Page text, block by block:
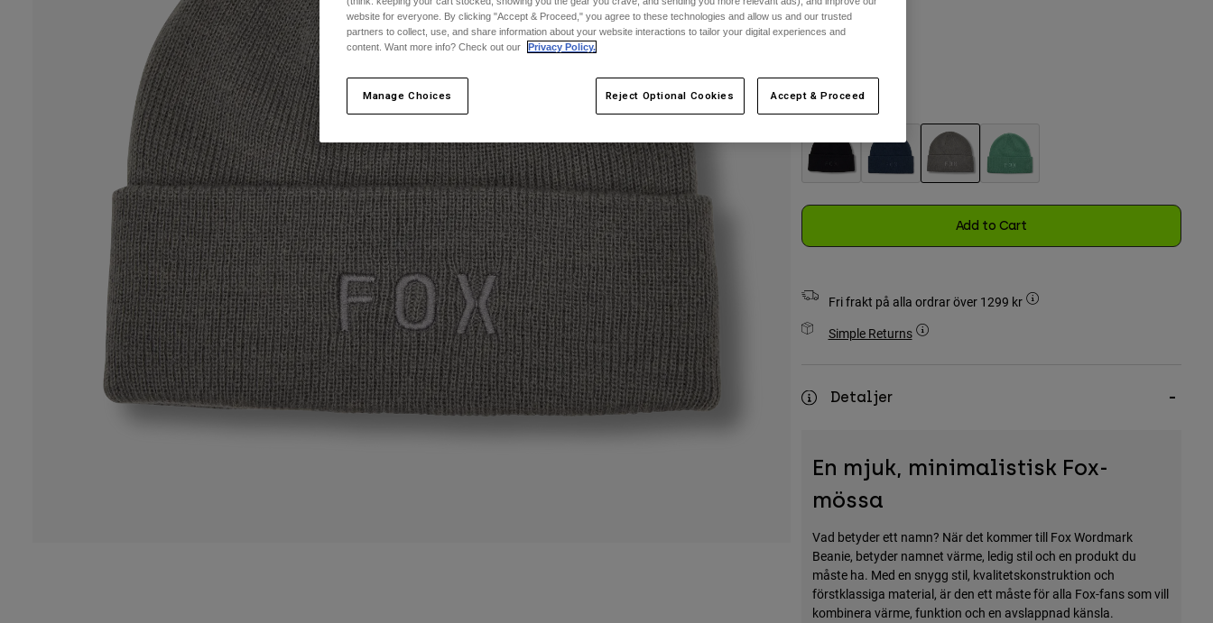
En Storlek
Färg -Tenngrå
Add to Cart
Fri frakt på alla ordrar över 1299 kr
Simple Returns
Detaljer
En mjuk, minimalistisk Fox-
mössa
Vad betyder ett namn? När det kommer till Fox Wordmark
Beanie, betyder namnet värme, ledig stil och en produkt du
måste ha. Med en snygg stil, kvalitetskonstruktion och
förstklassiga material, är den ett måste för alla Fox-fans som vill
kombinera värme, funktion och en avslappnad känsla.
website for everyone. By clicking "Accept & Proceed," you agree to these technologies and allow us and our trusted
partners to collect, use, and share information about your website interactions to tailor your digital experiences and
content. Want more info? Check out our
Privacy Policy.
Manage Choices Reject Optional Cookies Accept & Proceed